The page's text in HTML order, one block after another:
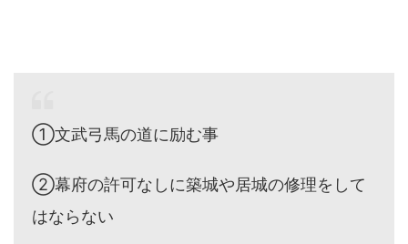
①文武弓馬の道に励む事
②幕府の許可なしに築城や居城の修理をして
はならない